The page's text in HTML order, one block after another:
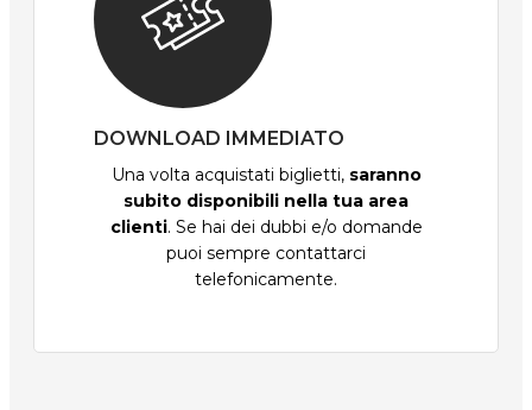
DOWNLOAD IMMEDIATO
Una volta acquistati biglietti, saranno
subito disponibili nella tua area
clienti. Se hai dei dubbi e/o domande
puoi sempre contattarci
telefonicamente.